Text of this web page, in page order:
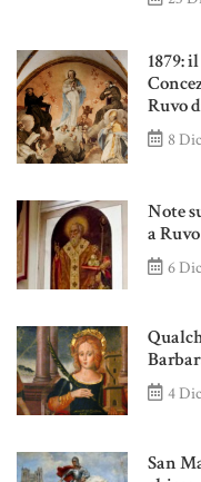
1879:
Ruvo
8
Note
a
6
4
San